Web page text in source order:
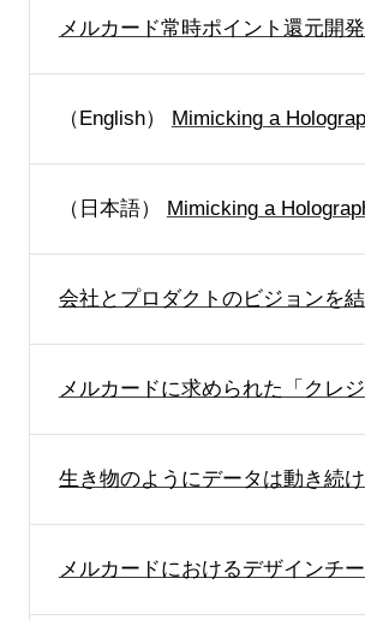
メルカード常時ポイント還元開
（English） Mimicking a
（日本語） Mimicking a
会社とプロダクトのビジョンを
メルカードに求められた「クレ
生き物のようにデータは動き続
メルカードにおけるデザインチ